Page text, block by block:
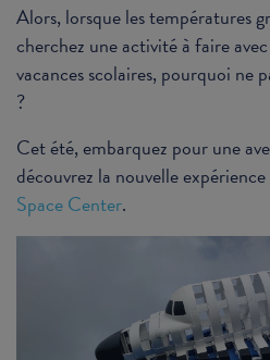
Alors, lorsque les températures
cherchez une activité à faire
vacances scolaires, pourquoi ne
?
Cet été, embarquez pour une
découvrez la nouvelle
Space Center.